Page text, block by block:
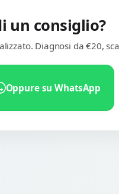
un consiglio?
Diagnosi da €20,
Oppure su WhatsApp